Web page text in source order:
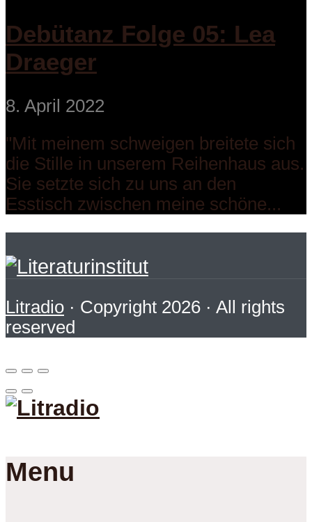
Debütanz Folge 05: Lea
Draeger
8. April 2022
"Mit meinem schweigen breitete sich
die Stille in unserem Reihenhaus aus.
Sie setzte sich zu uns an den
Esstisch zwischen meine schöne...
Litradio · Copyright 2026 · All rights
reserved
Menu